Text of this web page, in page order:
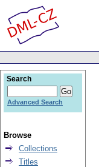
Search
Advanced Search
Browse
Collections
Titles